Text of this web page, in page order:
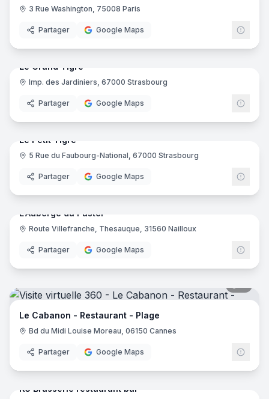
3 Rue Washington, 75008 Paris
Partager Google Maps
14
Le Grand Tigre
Imp. des Jardiniers, 67000 Strasbourg
Partager Google Maps
11
Le Petit Tigre
5 Rue du Faubourg-National, 67000 Strasbourg
Partager Google Maps
41
L'Auberge du Pastel
Route Villefranche, Thesauque, 31560 Nailloux
Partager Google Maps
Le Cabanon - Restaurant - Plage
Bd du Midi Louise Moreau, 06150 Cannes
Partager Google Maps
10
K5 Brasserie restaurant bar